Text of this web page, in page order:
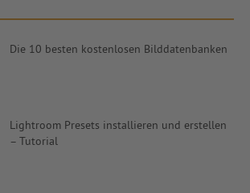
Die 10 besten kostenlosen Bilddatenbanken
Lightroom Presets installieren und erstellen
– Tutorial